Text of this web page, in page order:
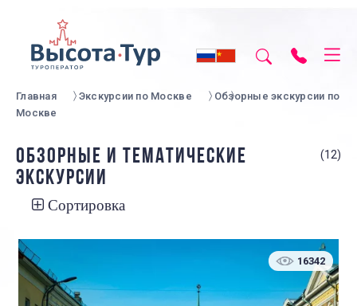
Главная Экскурсии по Москве
Обзорные экскурсии по
Москве
ОБЗОРНЫЕ И ТЕМАТИЧЕСКИЕ
ЭКСКУРСИИ
(12)
Сортировка
16342